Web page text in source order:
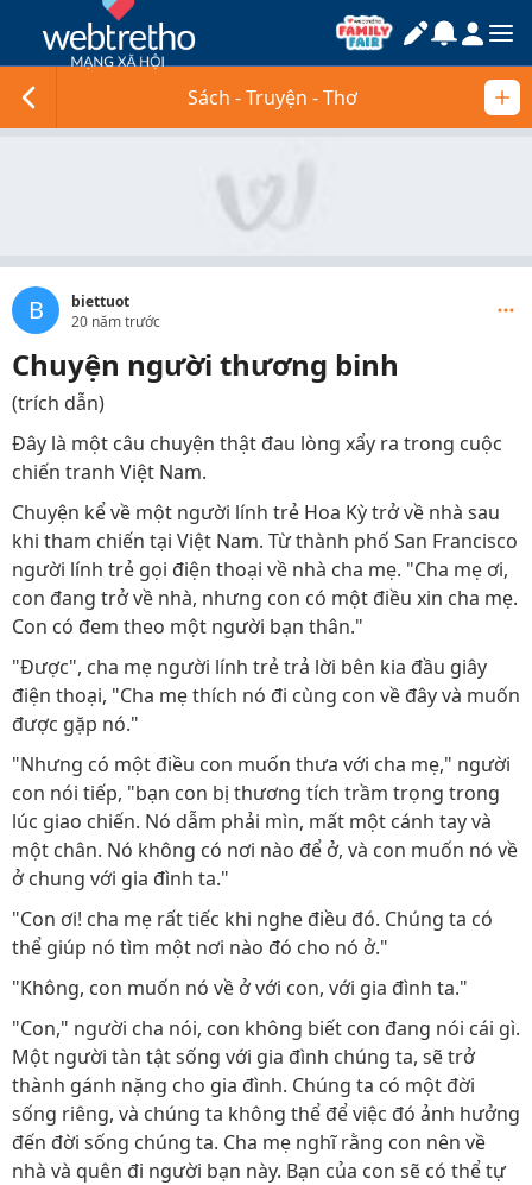
Sách - Truyện - Thơ
B
biettuot
20 năm trước
Chuyện người thương binh
(trích dẫn)
Ðây là một câu chuyện thật đau lòng xẩy ra trong cuộc
chiến tranh Việt Nam.
Chuyện kể về một người lính trẻ Hoa Kỳ trở về nhà sau
khi tham chiến tại Việt Nam. Từ thành phố San Francisco
người lính trẻ gọi điện thoại về nhà cha mẹ. "Cha mẹ ơi,
con đang trở về nhà, nhưng con có một điều xin cha mẹ.
Con có đem theo một người bạn thân."
"Ðược", cha mẹ người lính trẻ trả lời bên kia đầu giây
điện thoại, "Cha mẹ thích nó đi cùng con về đây và muốn
được gặp nó."
"Nhưng có một điều con muốn thưa với cha mẹ," người
con nói tiếp, "bạn con bị thương tích trầm trọng trong
lúc giao chiến. Nó dẫm phải mìn, mất một cánh tay và
một chân. Nó không có nơi nào để ở, và con muốn nó về
ở chung với gia đình ta."
"Con ơi! cha mẹ rất tiếc khi nghe điều đó. Chúng ta có
thể giúp nó tìm một nơi nào đó cho nó ở."
"Không, con muốn nó về ở với con, với gia đình ta."
"Con," người cha nói, con không biết con đang nói cái gì.
Một người tàn tật sống với gia đình chúng ta, sẽ trở
thành gánh nặng cho gia đình. Chúng ta có một đời
sống riêng, và chúng ta không thể để việc đó ảnh hưởng
đến đời sống chúng ta. Cha mẹ nghĩ rằng con nên về
nhà và quên đi người bạn này. Bạn của con sẽ có thể tự